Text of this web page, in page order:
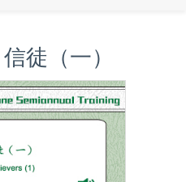
徒（一）